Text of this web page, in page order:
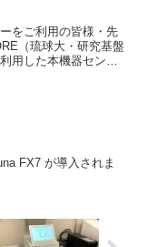
をご利用の皆様・先
（琉球大・研究基盤
用した本機器センタ
FX7 が導入されま